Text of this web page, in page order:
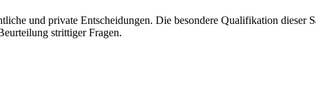
und private Entscheidungen. Die besondere Qualifikation dieser
strittiger Fragen.